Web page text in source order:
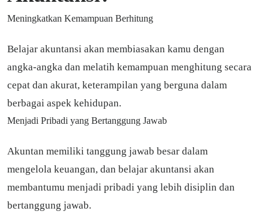
Meningkatkan Kemampuan Berhitung
Belajar akuntansi akan membiasakan kamu dengan
angka-angka dan melatih kemampuan menghitung secara
cepat dan akurat, keterampilan yang berguna dalam
berbagai aspek kehidupan.
Menjadi Pribadi yang Bertanggung Jawab
Akuntan memiliki tanggung jawab besar dalam
mengelola keuangan, dan belajar akuntansi akan
membantumu menjadi pribadi yang lebih disiplin dan
bertanggung jawab.